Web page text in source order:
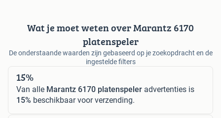
Wat je moet weten over Marantz 6170
platenspeler
De onderstaande waarden zijn gebaseerd op je zoekopdracht en de
ingestelde filters
15%
Van alle Marantz 6170 platenspeler advertenties is
15% beschikbaar voor verzending.